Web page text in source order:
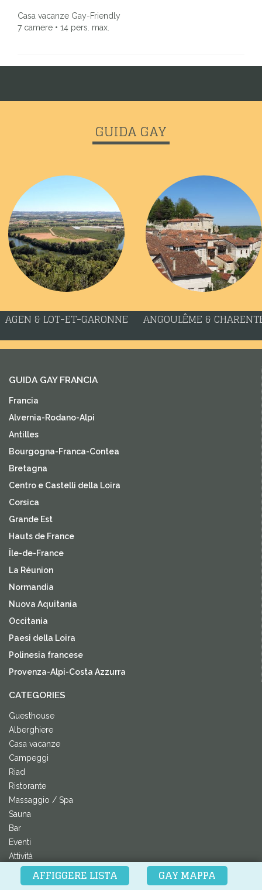
Casa vacanze Gay-Friendly
7 camere • 14 pers. max.
AFFIGGERE LISTA GAY MAPPA
GUIDA GAY
AGEN & LOT-ET-GARONNE ANGOULÊME &
GUIDA GAY FRANCIA
Francia
Alvernia-Rodano-Alpi
Antilles
Bourgogna-Franca-Contea
Bretagna
Centro e Castelli della Loira
Corsica
Grande Est
Hauts de France
Île-de-France
La Réunion
Normandia
Nuova Aquitania
Occitania
Paesi della Loira
Polinesia francese
Provenza-Alpi-Costa Azzurra
CATEGORIES
Guesthouse
Alberghiere
Casa vacanze
Campeggi
Riad
Ristorante
Massaggio / Spa
Sauna
Bar
Eventi
Attività
Festival
Spiaggia